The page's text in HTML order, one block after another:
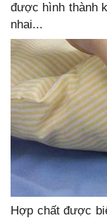
được hình thành
nhai...
Hợp chất được